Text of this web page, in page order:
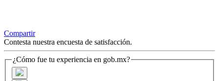
Compartir
Contesta nuestra encuesta de satisfacción.
¿Cómo fue tu experiencia en gob.mx?